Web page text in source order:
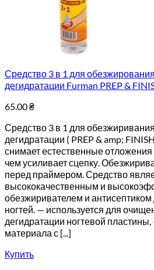
Средство 3 в 1 для
дегидратации Furman PREP &
65.00₴
Средство 3 в 1 для
дегидратации ( PREP & amp;
снимает естественные отложения
чем усиливает сцепку.
перед праймером. Средство
высококачественным и
обезжиривателем и
ногтей. — используется для
дегидратации ногтевой
материала с [...]
Купить